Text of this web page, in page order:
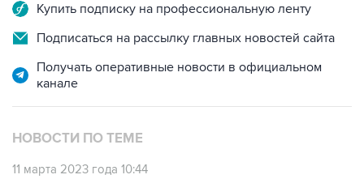
Купить подписку на профессиональную ленту
Подписаться на рассылку главных новостей сайта
Получать оперативные новости в официальном
канале
НОВОСТИ ПО ТЕМЕ
11 марта 2023 года 10:44